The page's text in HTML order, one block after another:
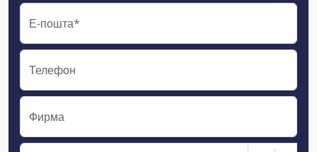
Е-пошта*
Телефон
Фирма